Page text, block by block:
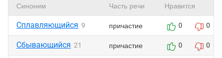
Синоним Часть речи Нравится
Сплавляющийся 9 причастие 0 0
Сбывающийся 21 причастие 0 0